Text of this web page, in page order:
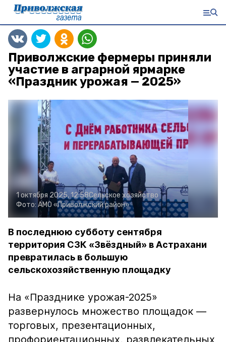
Приволжские фермеры приняли
участие в аграрной ярмарке
«Праздник урожая — 2025»
1 октября 2025, 12:58Сельское хозяйство
Фото: АМО «Приволжский район»
В последнюю субботу сентября
территория СЗК «Звёздный» в Астрахани
превратилась в большую
сельскохозяйственную площадку
На «Празднике урожая-2025»
развернулось множество площадок —
торговых, презентационных,
профориентационных, развлекательных